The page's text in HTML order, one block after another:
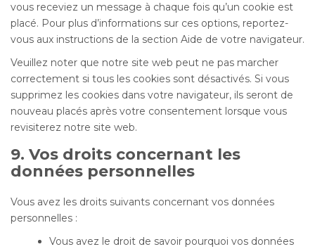
vous receviez un message à chaque fois qu’un cookie est
placé. Pour plus d’informations sur ces options, reportez-
vous aux instructions de la section Aide de votre navigateur.
Veuillez noter que notre site web peut ne pas marcher
correctement si tous les cookies sont désactivés. Si vous
supprimez les cookies dans votre navigateur, ils seront de
nouveau placés après votre consentement lorsque vous
revisiterez notre site web.
9. Vos droits concernant les
données personnelles
Vous avez les droits suivants concernant vos données
personnelles :
Vous avez le droit de savoir pourquoi vos données